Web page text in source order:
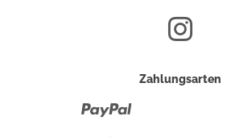
Zahlungsarten